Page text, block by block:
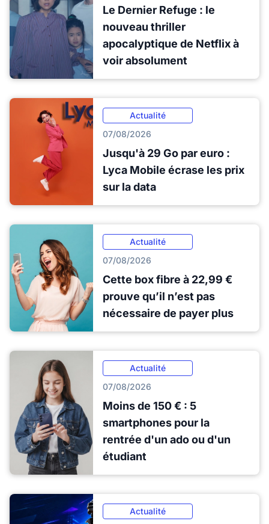
Le Dernier Refuge : le
nouveau thriller
apocalyptique de Netflix à
voir absolument
Actualité
07/08/2026
Jusqu'à 29 Go par euro :
Lyca Mobile écrase les prix
sur la data
Actualité
07/08/2026
Cette box fibre à 22,99 €
prouve qu’il n’est pas
nécessaire de payer plus
Actualité
07/08/2026
Moins de 150 € : 5
smartphones pour la
rentrée d'un ado ou d'un
étudiant
Actualité